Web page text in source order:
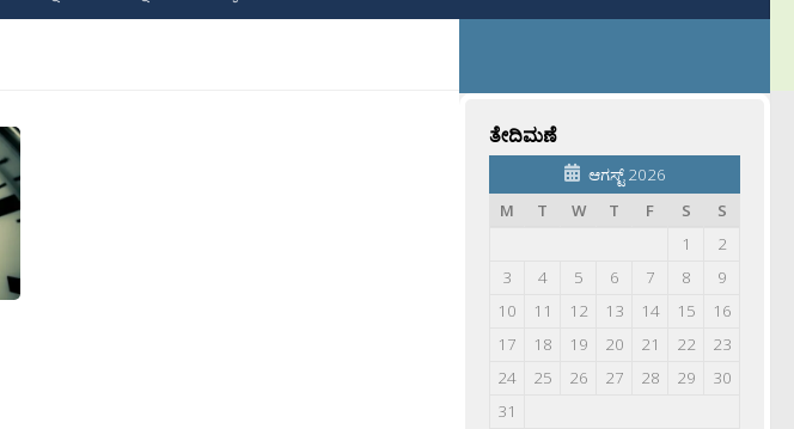
ತೇದಿಮಣೆ
ಆಗಸ್ಟ್ 2026
M
T W T F S
S
1
2
3
4 5 6 7 8
9
10
11 12 13 14 15
16
17
18 19 20 21 22
23
24
25 26 27 28 29
30
31